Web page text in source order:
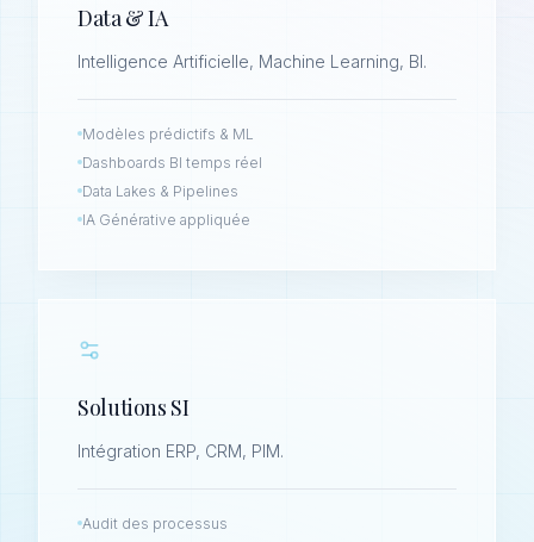
Data & IA
Intelligence Artificielle, Machine Learning, BI.
Modèles prédictifs & ML
Dashboards BI temps réel
Data Lakes & Pipelines
IA Générative appliquée
Solutions SI
Intégration ERP, CRM, PIM.
Audit des processus